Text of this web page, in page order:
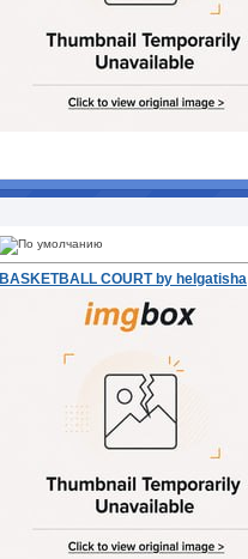
BASKETBALL COURT by helgatisha